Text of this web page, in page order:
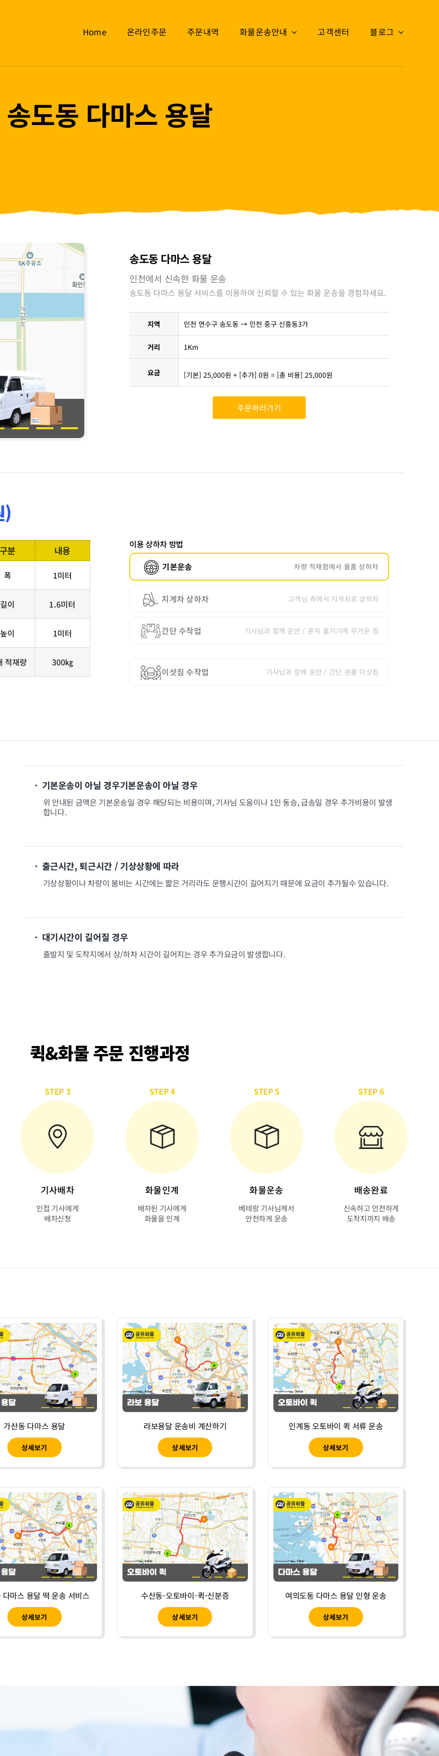
Home 온라인주문 주문내역 화물운송안내 고객센터 블로그
송도동 다마스 용달
송도동 다마스 용달
인천에서 신속한 화물 운송
송도동 다마스 용달 서비스를 이용하여 신뢰할 수 있는 화물 운송을 경험하세요.
지역 인천 연수구 송도동 → 인천 중구 신흥동3가
거리 1Km
요금 [기본] 25,000원 + [추가] 0원 = [총 비용] 25,000원
주문하러가기
)
구분 내용
폭 1미터
길이 1.6미터
높이 1미터
적재량 300㎏
이용 상하차 방법
기본운송
차량 적재함에서 물품 상하차
지게차 상하차 고객님 측에서 지게차로 상하차
간단 수작업 기사님과 함께 운반 / 혼자 옮기기에 무거운 짐
이삿짐 수작업 기사님과 함께 운반 / 간단 원룸 이삿짐
· 기본운송이 아닐 경우기본운송이 아닐 경우
위 안내된 금액은 기본운송일 경우 해당되는 비용이며, 기사님 도움이나 1인 동승, 급송일 경우 추가비용이 발생
합니다.
· 출근시간, 퇴근시간 / 기상상황에 따라
기상상황이나 차량이 붐비는 시간에는 짧은 거리라도 운행시간이 길어지기 때문에 요금이 추가될수 있습니다.
· 대기시간이 길어질 경우
출발지 및 도착지에서 상/하차 시간이 길어지는 경우 추가요금이 발생합니다.
퀵&화물 주문 진행과정
STEP 3
기사배차
인접 기사에게
배차신청
STEP 4
화물인계
배차된 기사에게
화물을 인계
STEP 5
화물운송
베테랑 기사님께서
안전하게 운송
STEP 6
배송완료
신속하고 안전하게
도착지까지 배송
가산동 다마스 용달
상세보기
라보용달 운송비 계산하기
상세보기
인계동 오토바이 퀵 서류 운송
상세보기
다마스 용달 떡 운송 서비스
상세보기
수산동-오토바이-퀵-신분증
상세보기
여의도동 다마스 용달 인형 운송
상세보기